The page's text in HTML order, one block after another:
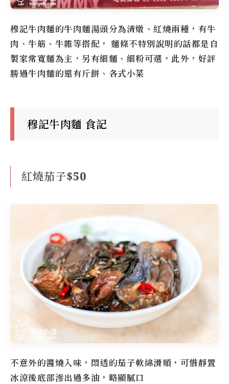
穆記牛肉麵的牛肉麵湯頭分為清燉、紅燒兩種，有牛
肉、牛筋、牛雜等搭配， 麵條不特別說明的話都是自
製家常寬麵為主，另有細麵、細粉可選，此外，好評
勝過牛肉麵的還有斤餅、各式小菜
穆記牛肉麵 食記
紅燒茄子$50
不意外的醬燒入味，悶透的茄子軟綿滑順，可惜靜置
冰涼後底部滲出過多油，略顯膩口